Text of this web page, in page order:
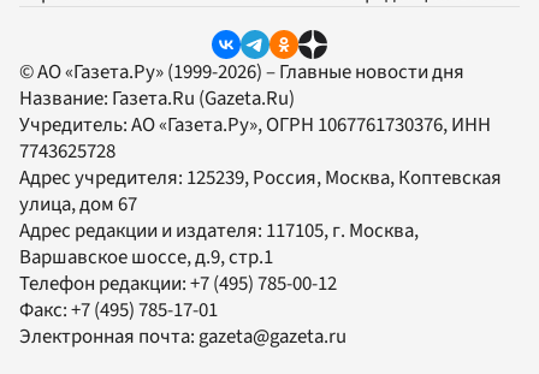
© АО «Газета.Ру» (1999-2026) – Главные новости дня
Название: Газета.Ru (Gazeta.Ru)
Учредитель:АО «Газета.Ру», ОГРН 1067761730376, ИНН
7743625728
Адрес учредителя: 125239, Россия, Москва, Коптевская
улица, дом 67
Адрес редакции и издателя: 117105, г. Москва,
Варшавское шоссе, д.9, стр.1
Телефон редакции:+7 (495) 785-00-12
Факс:+7 (495) 785-17-01
Электронная почта:gazeta@gazeta.ru